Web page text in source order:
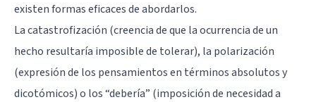
existen formas eficaces de abordarlos.
La catastrofización (creencia de que la ocurrencia de un
hecho resultaría imposible de tolerar), la polarización
(expresión de los pensamientos en términos absolutos y
dicotómicos) o los “debería” (imposición de necesidad a